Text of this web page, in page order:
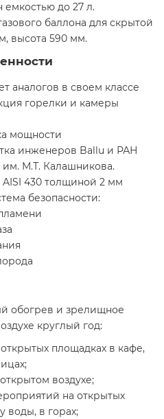
емкостью до 27 л.
баллона для скрытой
высота 590 мм.
аналогов в своем классе
горелки и камеры
мощности
инженеров Ballu и РАН
им. М.Т. Калашникова.
430 толщиной 2 мм
безопасности:
обогрев и зрелищное
круглый год:
площадках в кафе,
воздухе;
на открытых
воды, в горах;